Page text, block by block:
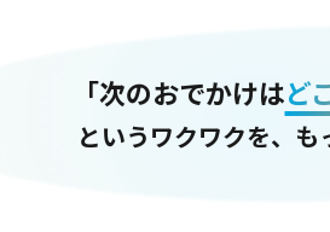
「次のおでかけはど
というワクワクを、も